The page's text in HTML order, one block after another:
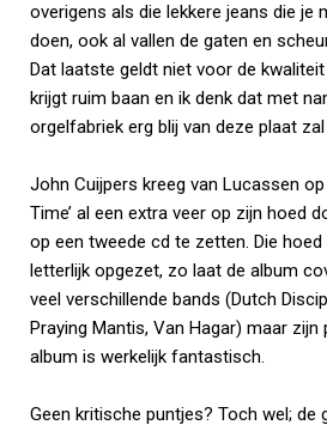
overigens als die lekkere jeans die je
doen, ook al vallen de gaten en
Dat laatste geldt niet voor de
krijgt ruim baan en ik denk dat met
orgelfabriek erg blij van deze plaat
John Cuijpers kreeg van Lucassen op
Time’ al een extra veer op zijn hoed
op een tweede cd te zetten. Die
letterlijk opgezet, zo laat de album
veel verschillende bands (Dutch
Praying Mantis, Van Hagar) maar
album is werkelijk fantastisch.
Geen kritische puntjes? Toch wel; de